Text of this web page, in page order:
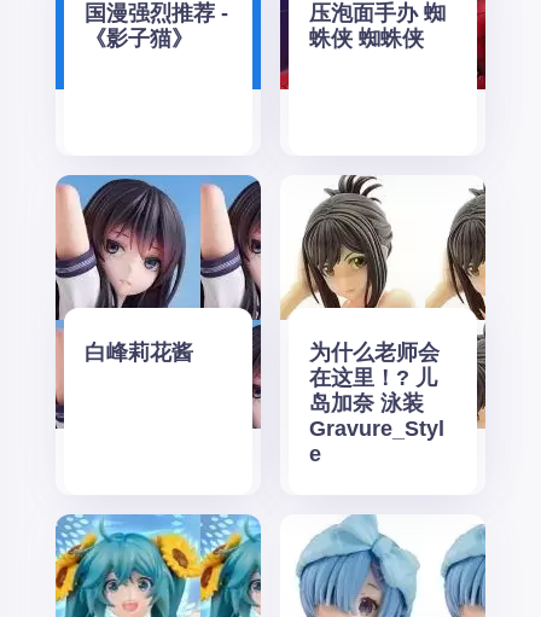
国漫强烈推荐 -
《影子猫》
压泡面手办 蜘
蛛侠 蜘蛛侠
白峰莉花酱
为什么老师会
在这里！? 儿
岛加奈 泳装
Gravure_Styl
e